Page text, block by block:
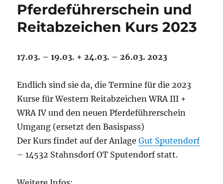
3
und
4
Pferdeführerschein und
Reitabzeichen Kurs 2023
17.03. – 19.03. + 24.03. – 26.03. 2023
Endlich sind sie da, die Termine für die 2023
Kurse für Western Reitabzeichen WRA III +
WRA IV und den neuen Pferdeführerschein
Umgang (ersetzt den Basispass)
Der Kurs findet auf der AnlageGut Sputendorf
– 14532 Stahnsdorf OT Sputendorf statt.